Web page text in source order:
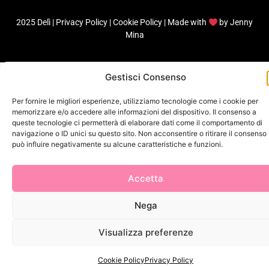
Gestisci Consenso
Per fornire le migliori esperienze, utilizziamo tecnologie come i cookie per
memorizzare e/o accedere alle informazioni del dispositivo. Il consenso a
queste tecnologie ci permetterà di elaborare dati come il comportamento di
navigazione o ID unici su questo sito. Non acconsentire o ritirare il consenso
può influire negativamente su alcune caratteristiche e funzioni.
Accetta
Nega
Visualizza preferenze
Cookie PolicyPrivacy Policy
2025 Delì | Privacy Policy|Cookie Policy| Made with byJenny
Mina